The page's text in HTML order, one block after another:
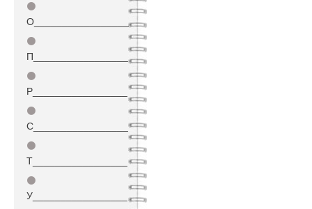
⚫
О_________________
⚫
П_________________
⚫
Р_________________
⚫
С_________________
⚫
Т_________________
⚫
У_________________